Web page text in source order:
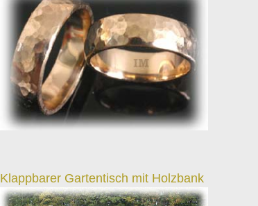
Klappbarer Gartentisch mit Holzbank